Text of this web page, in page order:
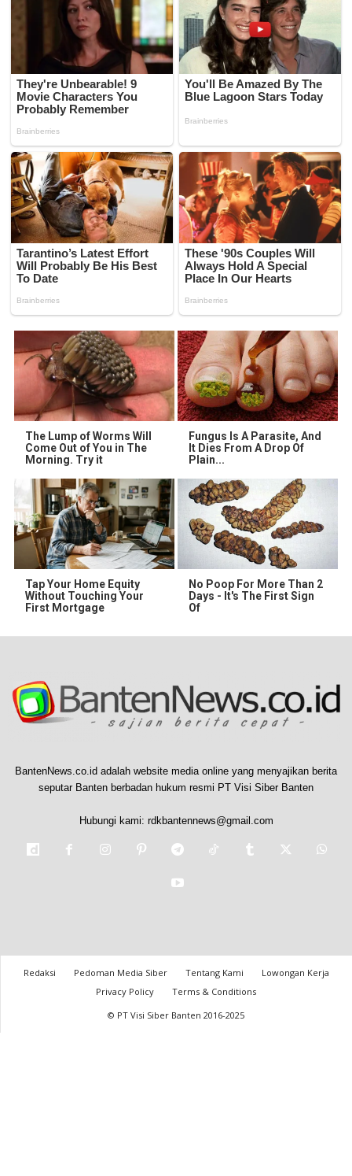
The Lump of Worms Will
Come Out of You in The
Morning. Try it
Fungus Is A Parasite, And
It Dies From A Drop Of
Plain...
Tap Your Home Equity
Without Touching Your
First Mortgage
No Poop For More Than 2
Days - It's The First Sign
Of
BantenNews.co.id adalah website media online yang menyajikan berita
seputar Banten berbadan hukum resmi PT Visi Siber Banten
Hubungi kami: rdkbantennews@gmail.com
Redaksi Pedoman Media Siber Tentang Kami
Lowongan Kerja
Privacy Policy
Terms & Conditions
© PT Visi Siber Banten 2016-2025